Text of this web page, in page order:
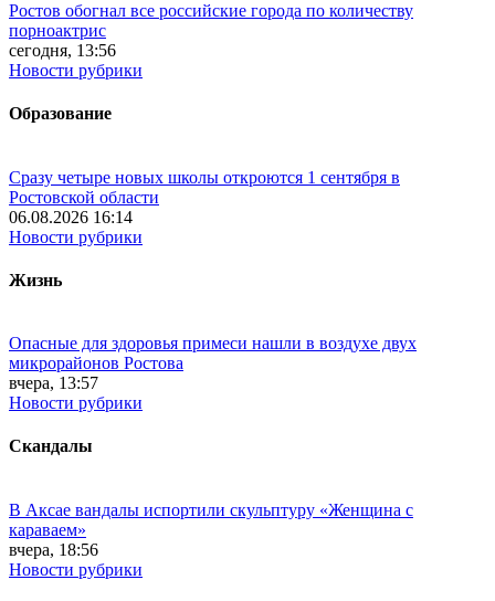
Ростов обогнал все российские города по количеству
порноактрис
сегодня, 13:56
Новости рубрики
Образование
Сразу четыре новых школы откроются 1 сентября в
Ростовской области
06.08.2026 16:14
Новости рубрики
Жизнь
Опасные для здоровья примеси нашли в воздухе двух
микрорайонов Ростова
вчера, 13:57
Новости рубрики
Скандалы
В Аксае вандалы испортили скульптуру «Женщина с
караваем»
вчера, 18:56
Новости рубрики